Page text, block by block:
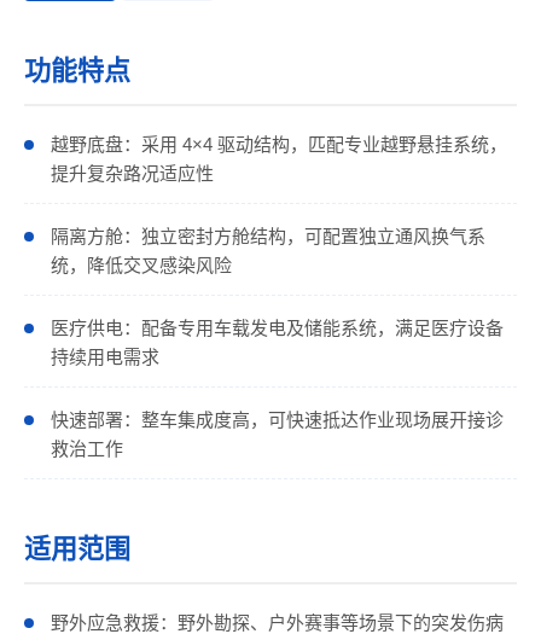
功能特点
越野底盘：采用 4×4 驱动结构，匹配专业越野悬挂系统，
提升复杂路况适应性
隔离方舱：独立密封方舱结构，可配置独立通风换气系
统，降低交叉感染风险
医疗供电：配备专用车载发电及储能系统，满足医疗设备
持续用电需求
快速部署：整车集成度高，可快速抵达作业现场展开接诊
救治工作
适用范围
野外应急救援：野外勘探、户外赛事等场景下的突发伤病